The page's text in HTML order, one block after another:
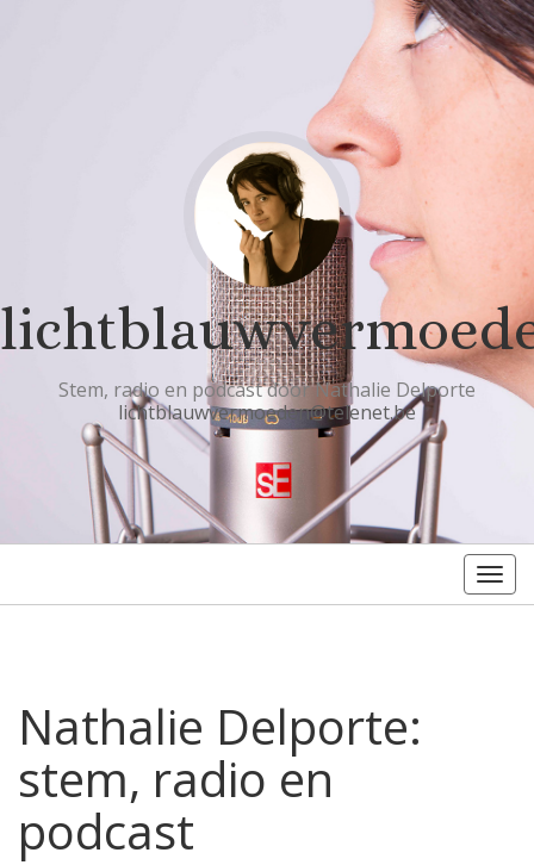
Stem, radio en podcast door Nathalie Delporte
lichtblauwvermoeden@telenet.be
Nathalie Delporte:
stem, radio en
podcast